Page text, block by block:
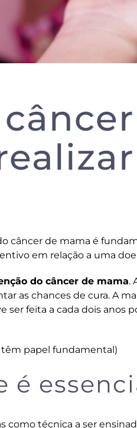
câncer de mama é
em relação a uma
do câncer de mama.
as chances de cura. A
feita a cada dois anos
têm papel fundamental)
é
técnica a ser